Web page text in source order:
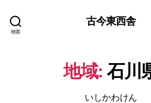
検索
古今東西舎
地域: 石川
いしかわけん